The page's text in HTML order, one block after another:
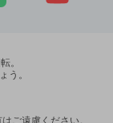
。
う。
ご遠慮ください。